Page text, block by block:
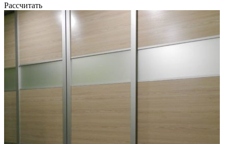
Рассчитать